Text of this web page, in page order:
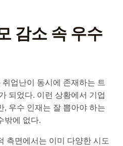
감소 속 우수
업난이 동시에 존재하는 트
되었다. 이런 상황에서 기업
, 우수 인재는 잘 뽑아야 하는
밖에 없다.
측면에서는 이미 다양한 시도